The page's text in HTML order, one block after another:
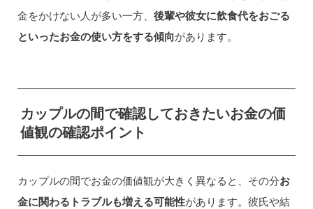
金をかけない人が多い一方、 後輩や彼女に飲食代をおごる
といったお金の使い方をする傾向があります。
カップルの間で確認しておきたいお金の価
値観の確認ポイント
カップルの間でお金の価値観が大きく異なると、その分お
金に関わるトラブルも増える可能性があります。彼氏や結